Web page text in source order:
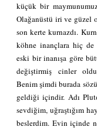
küçük bir
Olağanüstü iri ve güzel
son kerte kurnazdı.
köhne inançlara hiç de
eski bir inanışa göre
değiştirmiş cinler
Benim şimdi burada
geldiği içindir. Adı
sevdiğim, uğraştığım
beslerdim. Evin içinde